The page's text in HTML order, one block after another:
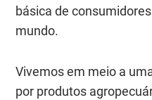
básica de
mundo.
Vivemos em meio a
por produtos